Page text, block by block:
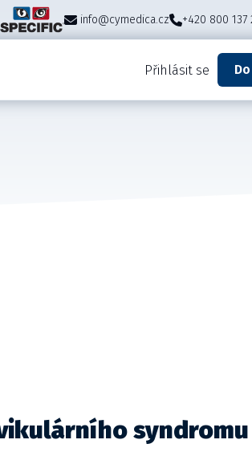
info@cymedica.cz +420 800 137
Přihlásit se
syndromu